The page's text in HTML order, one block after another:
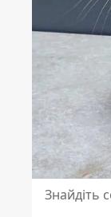
Знайдіть